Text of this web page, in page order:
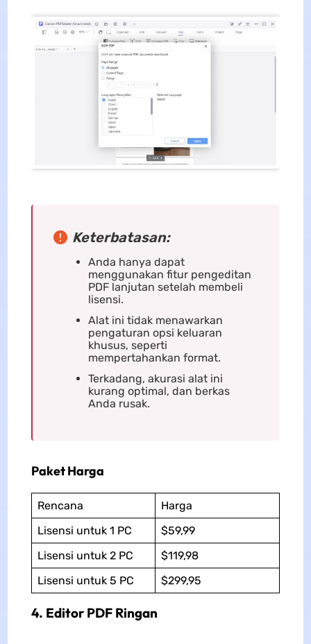
Keterbatasan:
Anda hanya dapat
menggunakan fitur pengeditan
PDF lanjutan setelah membeli
lisensi.
Alat ini tidak menawarkan
pengaturan opsi keluaran
khusus, seperti
mempertahankan format.
Terkadang, akurasi alat ini
kurang optimal, dan berkas
Anda rusak.
Paket Harga
Rencana
Harga
Lisensi untuk 1 PC
$59,99
Lisensi untuk 2 PC
$119,98
Lisensi untuk 5 PC
$299,95
4. Editor PDF Ringan